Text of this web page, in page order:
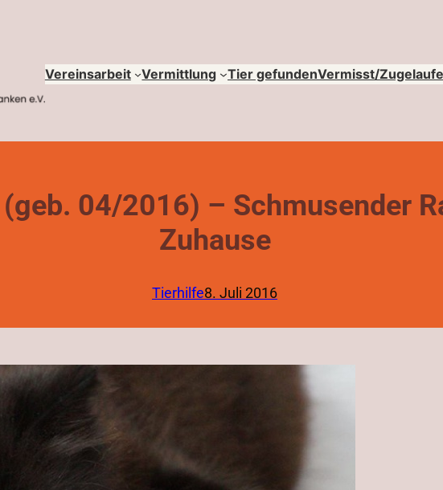
Vereinsarbeit Vermittlung Tier gefundenVermisst/
04/2016) – Schmusender
Zuhause
Tierhilfe8. Juli 2016